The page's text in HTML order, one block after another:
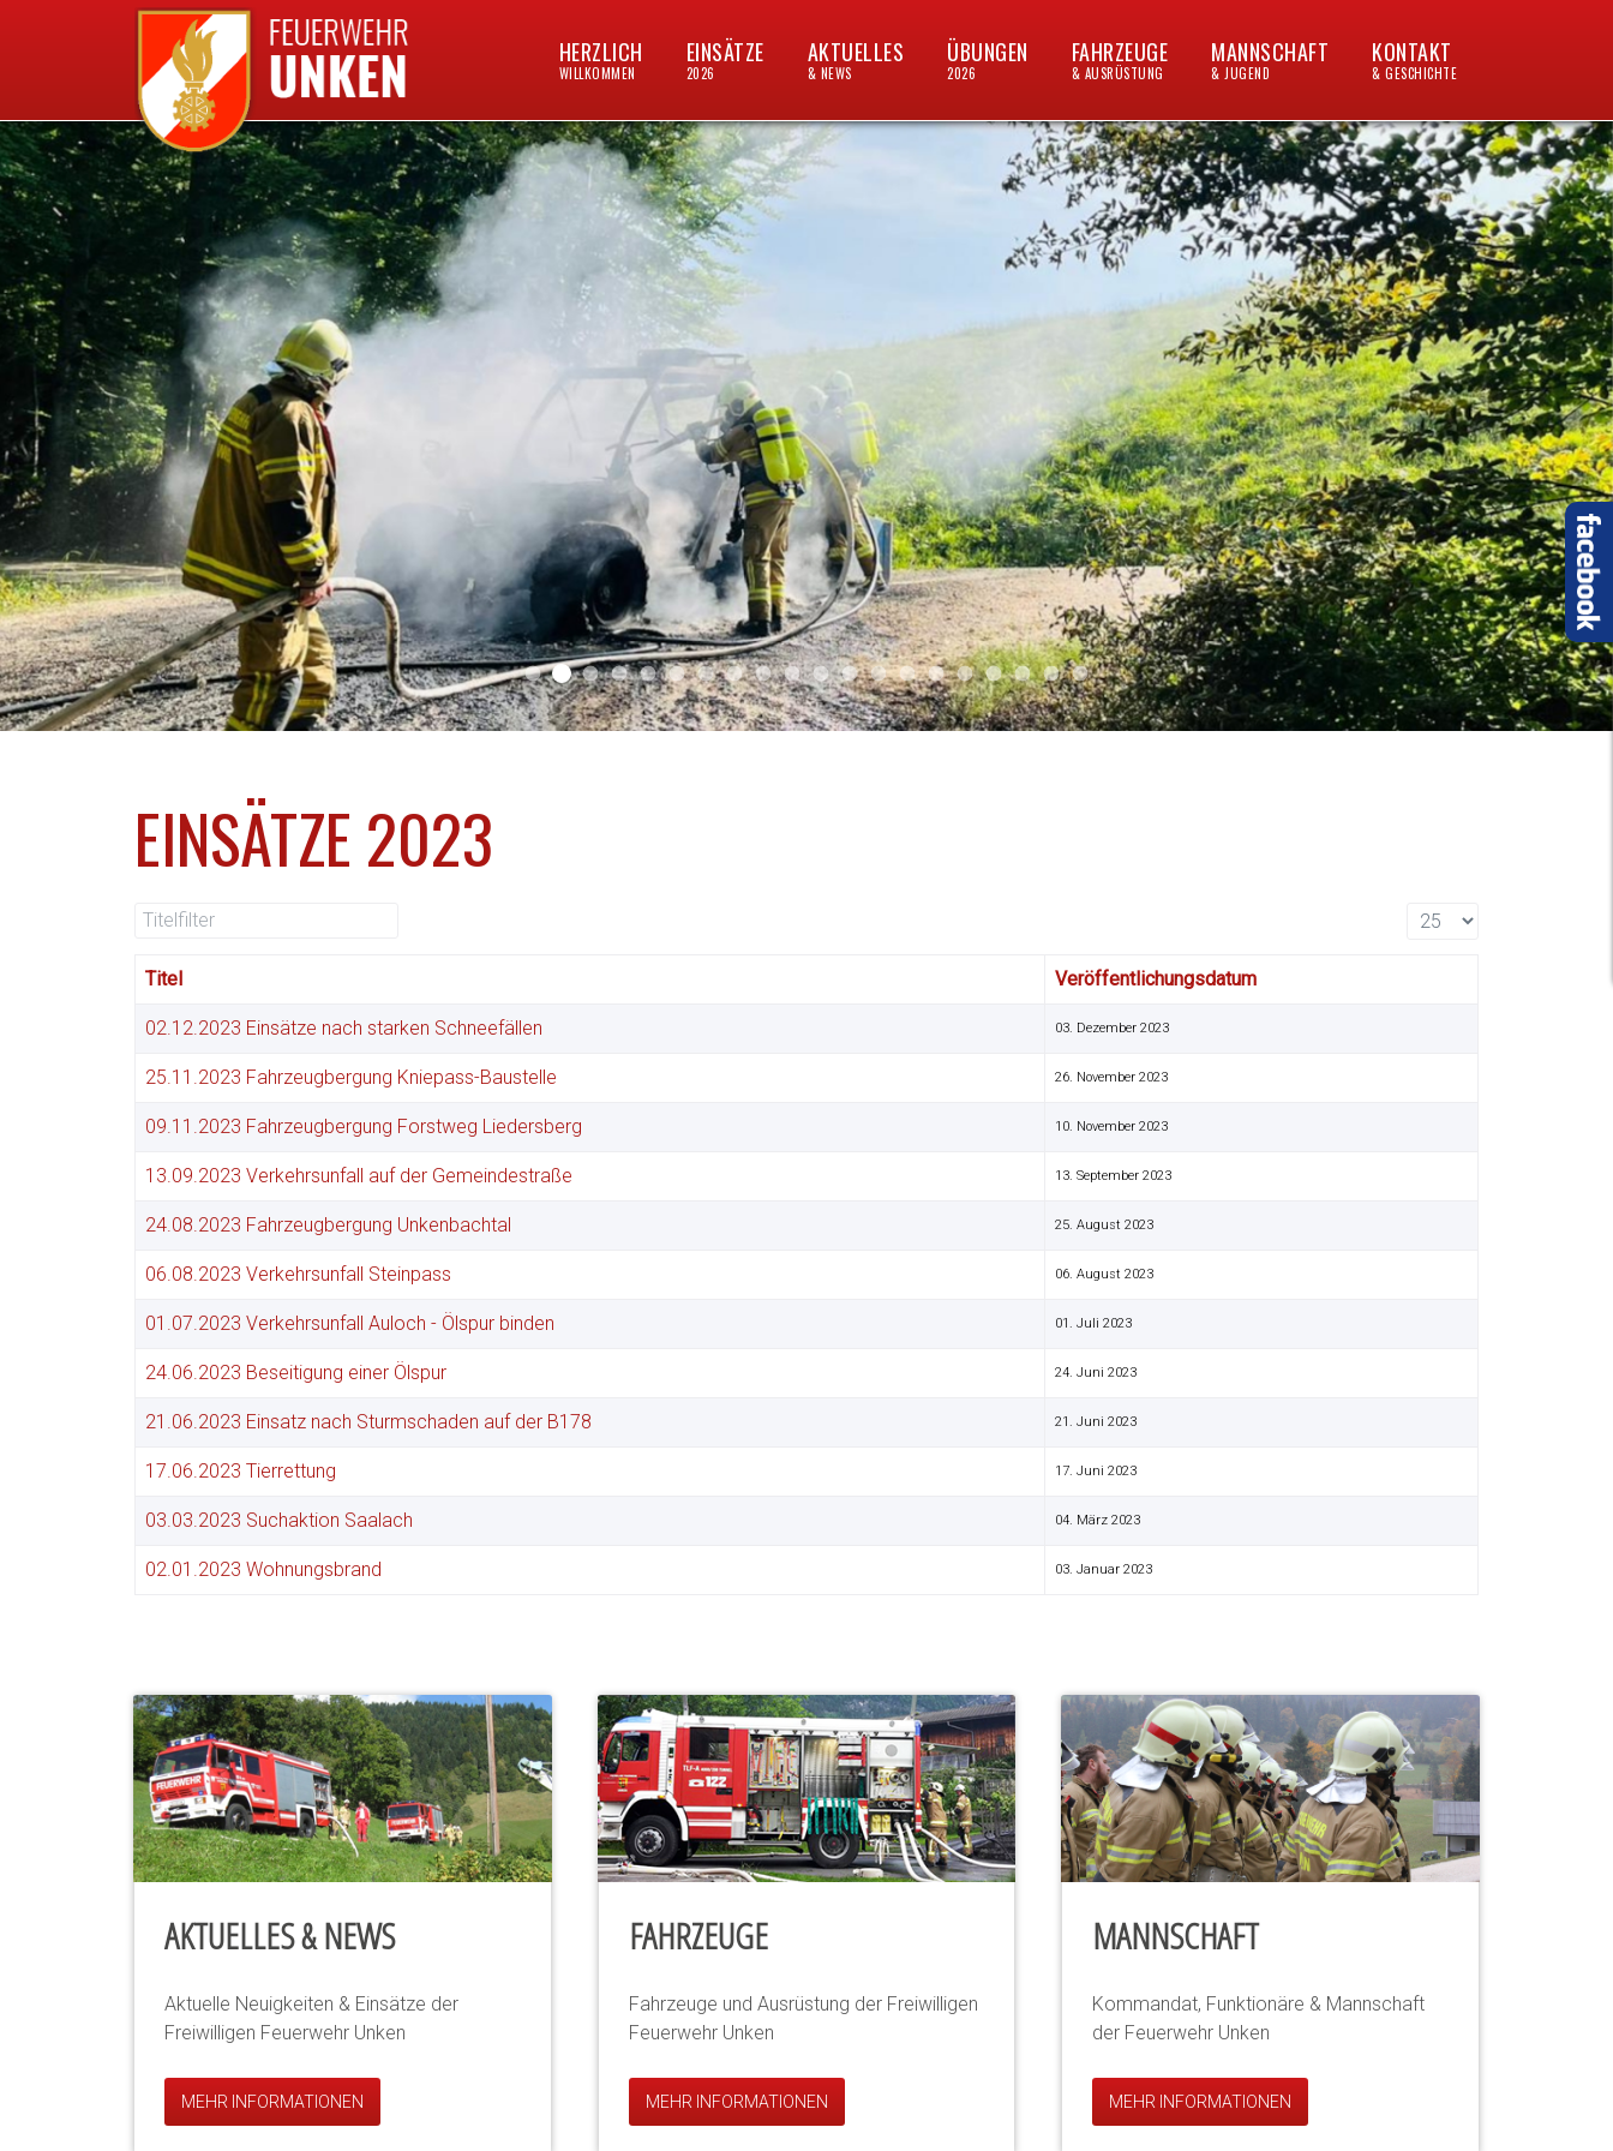
HERZLICH
WILLKOMMEN
EINSÄTZE
2026
AKTUELLES
& NEWS
ÜBUNGEN
2026
FAHRZEUGE
& AUSRÜSTUNG
MANNSCHAFT
& JUGEND
KONTAKT
& GESCHICHTE
2026 012025 03
2025 022025 012024 042024 032024 022024 012023 032023 022023 012021 032021 012019 022019 01Sliderfoto
2018 022018 032018 012016 05
EINSÄTZE 2023
Titelfilter Anzeige #
Titel Veröffentlichungsdatum
02.12.2023 Einsätze nach starken Schneefällen 03. Dezember 2023
25.11.2023 Fahrzeugbergung Kniepass-Baustelle 26. November 2023
09.11.2023 Fahrzeugbergung Forstweg Liedersberg 10. November 2023
13.09.2023 Verkehrsunfall auf der Gemeindestraße 13. September 2023
24.08.2023 Fahrzeugbergung Unkenbachtal 25. August 2023
06.08.2023 Verkehrsunfall Steinpass 06. August 2023
01.07.2023 Verkehrsunfall Auloch - Ölspur binden 01. Juli 2023
24.06.2023 Beseitigung einer Ölspur 24. Juni 2023
21.06.2023 Einsatz nach Sturmschaden auf der B178 21. Juni 2023
17.06.2023 Tierrettung 17. Juni 2023
03.03.2023 Suchaktion Saalach 04. März 2023
02.01.2023 Wohnungsbrand 03. Januar 2023
AKTUELLES & NEWS
Aktuelle Neuigkeiten & Einsätze der
Freiwilligen Feuerwehr Unken
MEHR INFORMATIONEN
FAHRZEUGE
Fahrzeuge und Ausrüstung der Freiwilligen
Feuerwehr Unken
MEHR INFORMATIONEN
MANNSCHAFT
Kommandat, Funktionäre & Mannschaft
der Feuerwehr Unken
MEHR INFORMATIONEN